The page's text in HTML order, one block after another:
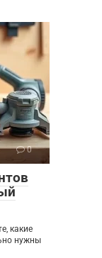
0
какие
нужны